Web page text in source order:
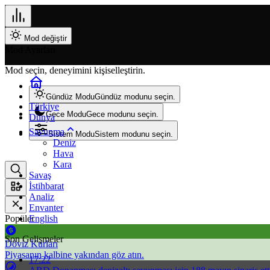
Mod değiştir
Mod seçin, deneyimini kişiselleştirin.
Gündüz ModuGündüz modunu seçin.
Gece ModuGece modunu seçin.
Sistem ModuSistem modunu seçin.
Popüler
Döviz Kurları
Piyasanın kalbine yakından göz atın.
Türkiye
Dünya
Savunma
Deniz
Hava
Kara
Savaş
İstihbarat
Analiz
Envanter
English
Son Gelişmeler
17:22